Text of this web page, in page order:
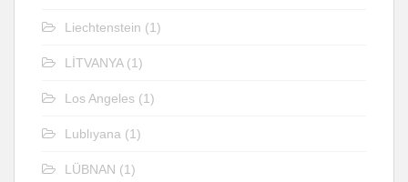
Liechtenstein (1)
LİTVANYA(1)
Los Angeles (1)
Lublıyana (1)
LÜBNAN (1)